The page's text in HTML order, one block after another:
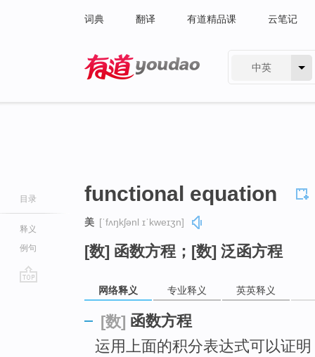
词典 翻译 有道精品课 云笔记
中英
目录
释义
例句
functional equation
美 [ˈfʌŋkʃənl ɪˈkweɪʒn]
[数] 函数方程；[数] 泛函方程
网络释义 专业释义 英英释义
[数] 函数方程
运用上面的积分表达式可以证